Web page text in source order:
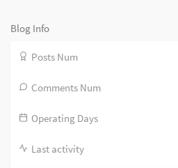
Blog Info
Posts Num
Comments Num
Operating Days
Last activity